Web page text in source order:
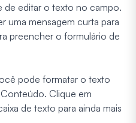
de editar o texto no campo.
uma mensagem curta para
preencher o formulário de
pode formatar o texto
Clique em
de texto para ainda mais